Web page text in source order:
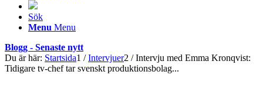
Sök
Menu Menu
Blogg - Senaste nytt
Du är här: Startsida1 / Intervjuer2 / Intervju med Emma Kronqvist:
Tidigare tv-chef tar svenskt produktionsbolag...